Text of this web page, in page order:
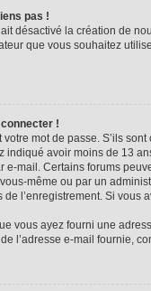
pas !
désactivé la création de
que vous souhaitez
!
mot de passe. S’ils
indiqué avoir moins de 13
e-mail. Certains forums
même ou par un
l’enregistrement. Si vous
vous ayez fourni une
l’adresse e-mail fournie,